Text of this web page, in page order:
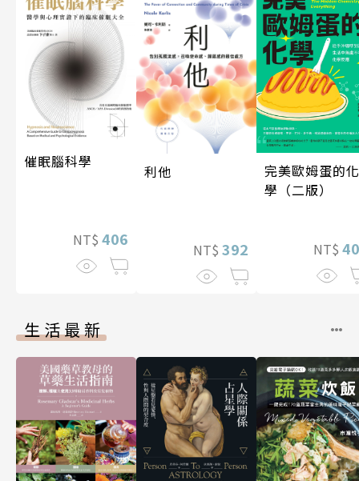
催眠腦科學
NT$ 406
利他
NT$ 392
完美歐姆蛋的化
學（二版）
NT$
生活最新